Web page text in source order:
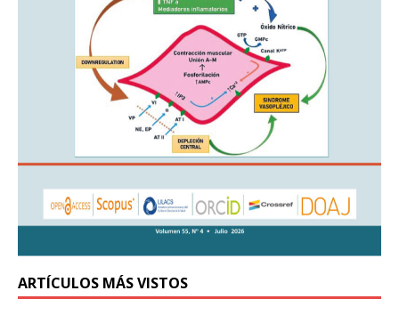
ARTÍCULOS MÁS VISTOS